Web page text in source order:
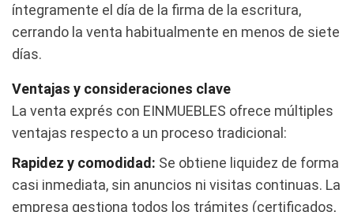
íntegramente el día de la firma de la escritura,
cerrando la venta habitualmente en menos de siete
días.
Ventajas y consideraciones clave
La venta exprés con EINMUEBLES ofrece múltiples
ventajas respecto a un proceso tradicional:
Rapidez y comodidad: Se obtiene liquidez de forma
casi inmediata, sin anuncios ni visitas continuas. La
empresa gestiona todos los trámites (certificados,